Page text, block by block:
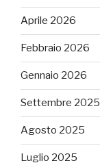
Aprile 2026
Febbraio 2026
Gennaio 2026
Settembre 2025
Agosto 2025
Luglio 2025